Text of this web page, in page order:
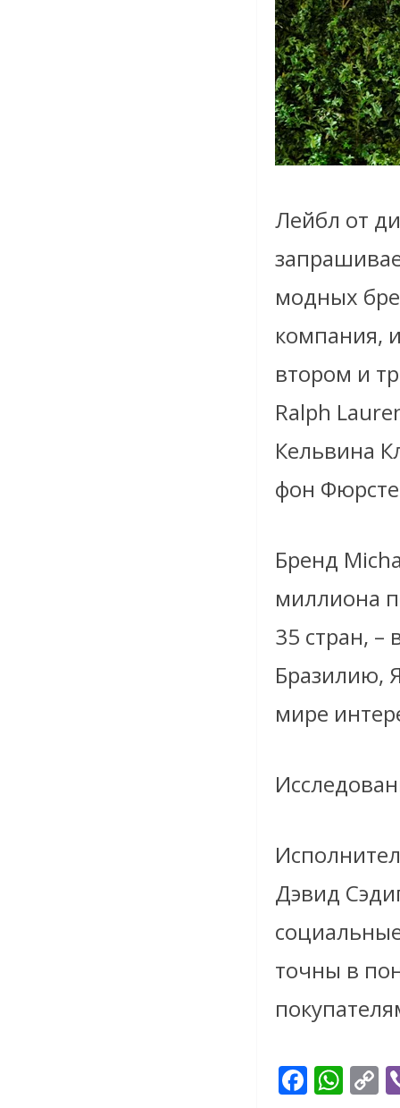
Лейбл от
модных
компания,
втором и
Ralph
Кельвина
фон
Бренд
миллиона
35 стран,
Бразилию,
мире
Дэвид
точны в
F W C